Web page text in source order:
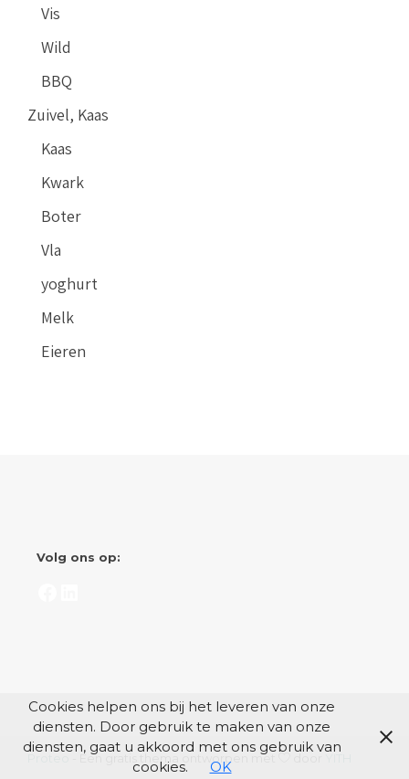
Vis
Wild
BBQ
Zuivel, Kaas
Kaas
Kwark
Boter
Vla
yoghurt
Melk
Eieren
Volg ons op:
- Een gratis thema ontworpen met
Cookies helpen ons bij het leveren van onze
diensten. Door gebruik te maken van onze
diensten, gaat u akkoord met ons gebruik van
cookies.
OK